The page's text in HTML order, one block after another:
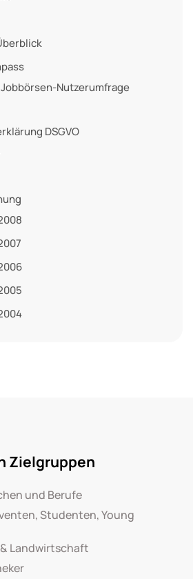
Nutzerumfrage
DSGVO
Zielgruppen
und Berufe
Studenten, Young
Landwirtschaft